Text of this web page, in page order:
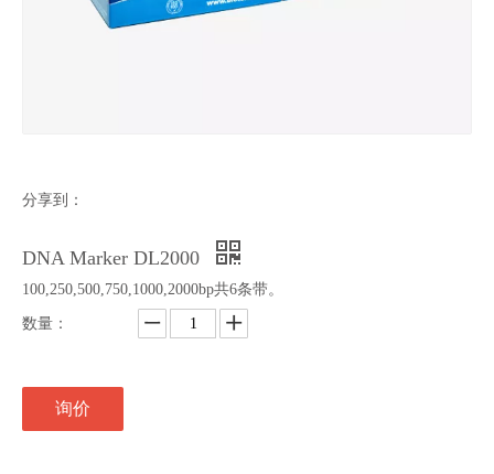
分享到：
DNA Marker DL2000
100,250,500,750,1000,2000bp共6条带。
数量：
询价